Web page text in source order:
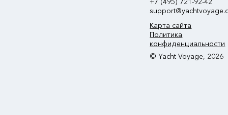
Карта сайта
Политика
конфиденциальности
© Yacht Voyage, 2026